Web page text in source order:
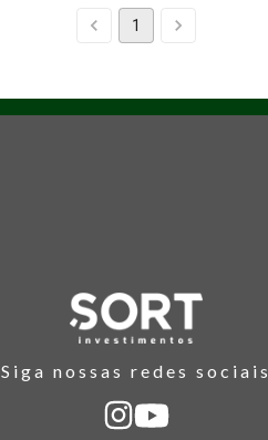
1
Siga nossas redes sociais